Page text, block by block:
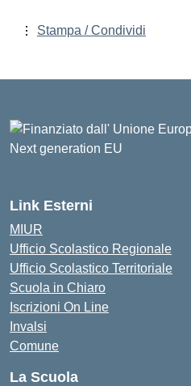
Stampa / Condividi
Link Esterni
MIUR
Ufficio Scolastico Regionale
Ufficio Scolastico Territoriale
Scuola in Chiaro
Iscrizioni On Line
Invalsi
Comune
La Scuola